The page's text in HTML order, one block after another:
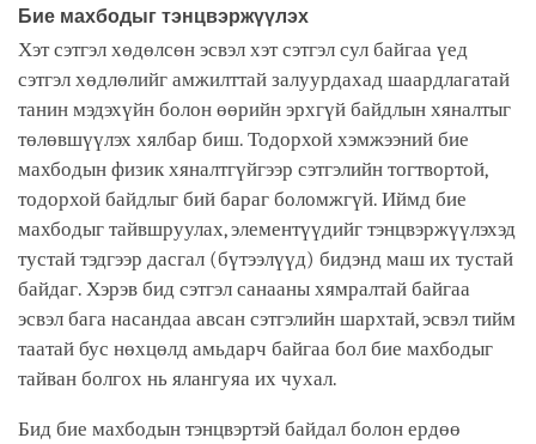
Бие махбодыг тэнцвэржүүлэх
Хэт сэтгэл хөдөлсөн эсвэл хэт сэтгэл сул байгаа үед
сэтгэл хөдлөлийг амжилттай залуурдахад шаардлагатай
танин мэдэхүйн болон өөрийн эрхгүй байдлын хяналтыг
төлөвшүүлэх хялбар биш. Тодорхой хэмжээний бие
махбодын физик хяналтгүйгээр сэтгэлийн тогтвортой,
тодорхой байдлыг бий бараг боломжгүй. Иймд бие
махбодыг тайвшруулах, элементүүдийг тэнцвэржүүлэхэд
тустай тэдгээр дасгал (бүтээлүүд) бидэнд маш их тустай
байдаг. Хэрэв бид сэтгэл санааны хямралтай байгаа
эсвэл бага насандаа авсан сэтгэлийн шархтай, эсвэл тийм
таатай бус нөхцөлд амьдарч байгаа бол бие махбодыг
тайван болгох нь ялангуяа их чухал.
Бид бие махбодын тэнцвэртэй байдал болон ердөө